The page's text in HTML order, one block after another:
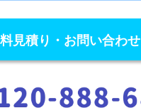
見積り・お問い合わせ